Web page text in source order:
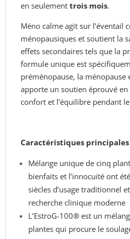
en seulement trois mois.
Méno calme agit sur l’éventail
ménopausiques et soutient la
effets secondaires tels que la
formule unique est
préménopause, la ménopause
apporte un soutien éprouvé
confort et l’équilibre pendant le
Caractéristiques
Mélange unique de cinq
bienfaits et l’innocuité ont
siècles d’usage traditionnel
recherche clinique moderne
L’EstroG-100® est un
plantes qui procure le